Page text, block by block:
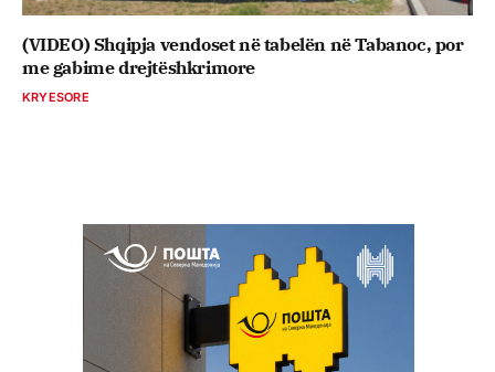
(VIDEO) Shqipja vendoset në tabelën në Tabanoc, por
me gabime drejtëshkrimore
KRYESORE